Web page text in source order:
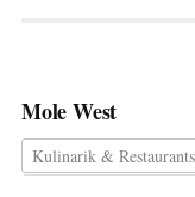
Mole West
Kulinarik & Restaurants